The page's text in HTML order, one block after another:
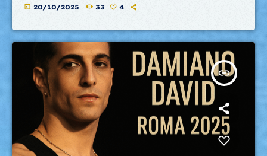
today 20/10/2025 33 4
insert_link